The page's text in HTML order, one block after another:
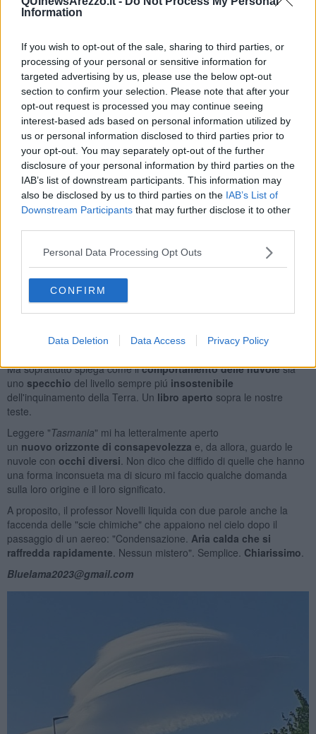
Information
If you wish to opt-out of the sale, sharing to third parties, or
processing of your personal or sensitive information for
targeted advertising by us, please use the below opt-out
section to confirm your selection. Please note that after your
opt-out request is processed you may continue seeing
interest-based ads based on personal information utilized by
us or personal information disclosed to third parties prior to
your opt-out. You may separately opt-out of the further
disclosure of your personal information by third parties on the
IAB’s list of downstream participants. This information may
also be disclosed by us to third parties on the IAB’s List of
Downstream Participants that may further disclose it to other
Personal Data Processing Opt Outs
CONFIRM
Data Deletion Data Access Privacy Policy
Foto Blue Lama
L'altocumulo lenticolare che ci ha tanto entusiasmanto pochi giorni
fa, ad esempio, è spessoassociatoalla formazione di una
orografica
l'aria procede con un andamento
ondulatorio - fasi ascendenti alternate a fasi discendenti - e, dopo
aver superato una montagna, puó formare turbolenze e vortici
per gli aerei in volo, soprattutto se di piccole
dimensioni.
Nell'ultimo libro di Paolo Giordano, "
è l'esuberante professor Novelli, uno studioso che descrive con
quelle "che trattengono l'umiditá e aumentano il surriscaldamento
Ma soprattutto spiega come ilcomportamento delle nuvolesia
uno specchio del livello sempre piú insostenibile
dell'inquinamento della Terra. Un libro aperto sopra le nostre
teste.
Leggere "Tasmania" mi ha letteralmente aperto
un nuovo orizzonte di consapevolezza e, da allora, guardo le
nuvole con occhi diversi . Non dico che diffido di quelle che hanno
una forma inconsueta ma di sicuro mi faccio qualche domanda
sulla loro origine e il loro significato.
A proposito, il professor Novelli liquida con due parole anche la
faccenda delle "scie chimiche" che appaiono nel cielo dopo il
passaggio di un aereo: "Condensazione. Aria calda che si
raffredda rapidamente . Nessun mistero". Semplice. Chiarissimo
Bluelama2023@gmail.com